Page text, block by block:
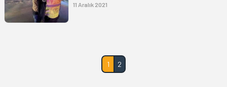
11 Aralık 2021
1 2